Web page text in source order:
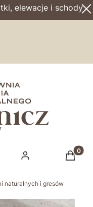
elewacje i schody
naturalnych i gresów